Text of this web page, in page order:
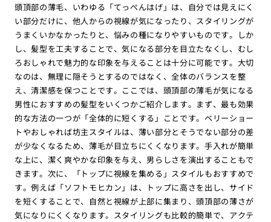
頭頂部の薄毛、いわゆる「てっぺんはげ」は、自分では見えにく
い部分だけに、他人からの視線が気になったり、スタイリングが
うまくいかなかったりと、悩みの種になりやすいものです。しか
し、髪型を工夫することで、気になる部分を目立たなくし、むし
ろおしゃれで魅力的な印象を与えることは十分に可能です。大切
なのは、無理に隠そうとするのではなく、全体のバランスを整
え、清潔感を保つことです。ここでは、頭頂部の薄毛が気になる
男性におすすめの髪型をいくつかご紹介します。まず、最も効果
的な方法の一つが「全体的に短くする」ことです。ベリーショー
トやおしゃれば坊主スタイルは、薄い部分とそうでない部分の差
が少なくなるため、薄毛が目立ちにくくなります。手入れが簡単
な上に、潔く爽やかな印象を与え、男らしさを演出することもで
きます。次に、「トップに視線を集める」スタイルもおすすめで
す。例えば「ソフトモヒカン」は、トップに高さを出し、サイド
を短くすることで、自然と視線が上部に集まり、頭頂部の薄さが
気になりにくくなります。スタイリングも比較的簡単で、アクテ